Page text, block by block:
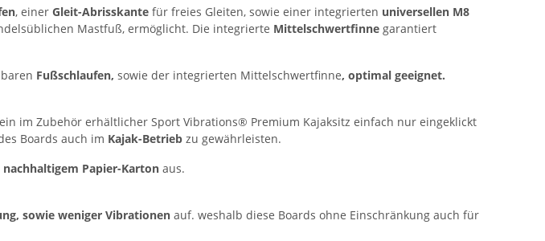
, einer Gleit-Abrisskante für freies Gleiten, sowie einer integrierten universellen M8
Mastfuß, ermöglicht. Die integrierte Mittelschwertfinne garantiert
Fußschlaufen, sowie der integrierten Mittelschwertfinne, optimal geeignet.
im Zubehör erhältlicher Sport Vibrations® Premium Kajaksitz einfach nur eingeklickt
Boards auch im Kajak-Betrieb zu gewährleisten.
nachhaltigem Papier-Karton aus.
sowie weniger Vibrationen auf. weshalb diese Boards ohne Einschränkung auch für